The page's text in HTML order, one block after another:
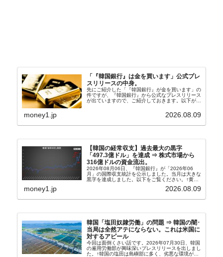
「『韓国銀行』は金を買います」公式プレ
スリリースの中身。
先にご紹介した「『韓国銀行』が金を買います」の
件ですが、『韓国銀行』から公式なプレスリリース
が出ていますので、ご紹介しておきます。以下が全
れ協力体制を構築□『韓国銀行』は、国内生産金の
money1.jp 2026.08.09
【韓国の経常収支】過去最大の黒字
「497.3億ドル」を達成 ⇒ 株式市場から
316億ドルの資金流出。
2026年08月06日、『韓国銀行』が「2026年06
月」の国際収支統計を公示しました。当月は大きな
黒字を達成しました。以下をご覧ください。↑黄色
の傾向ペンでフォーカスしているのが2026年06月
の経常収支です。2026年06月貿易収支：4...
money1.jp 2026.08.09
韓国「塩田奴隷労働」の問題 ⇒ 韓国の闇･
当局は全然アテにならない。これは米国に
対するアピール
今回は面倒くさい話です。2026年07月30日、韓国
の雇用労働部が興味深いプレスリリースを出しまし
た。↑韓国の塩田は島嶼部に多く、劣悪な環境が一